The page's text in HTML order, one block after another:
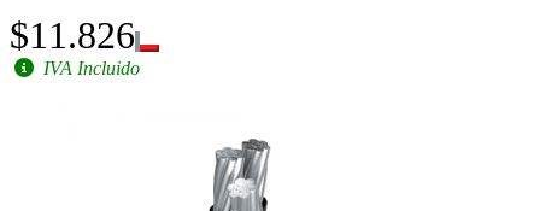
$11.826
IVA Incluido